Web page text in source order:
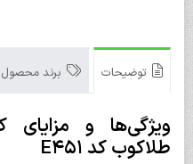
توضیحات برند محصول
ویژگی‌ها و مزایای
طلاکوب کد E451